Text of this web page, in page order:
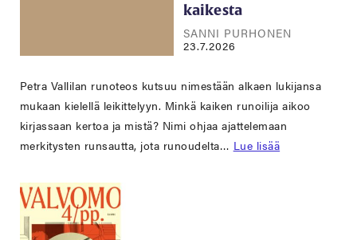
kaikesta
SANNI PURHONEN
23.7.2026
Petra Vallilan runoteos kutsuu nimestään alkaen lukijansa
mukaan kielellä leikittelyyn. Minkä kaiken runoilija aikoo
kirjassaan kertoa ja mistä? Nimi ohjaa ajattelemaan
merkitysten runsautta, jota runoudelta… Lue lisää